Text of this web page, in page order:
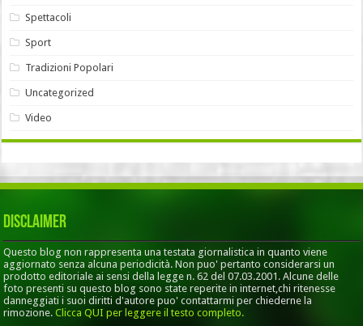
Spettacoli
Sport
Tradizioni Popolari
Uncategorized
Video
Disclaimer
Questo blog non rappresenta una testata giornalistica in quanto viene
aggiornato senza alcuna periodicità. Non puo' pertanto considerarsi un
prodotto editoriale ai sensi della legge n. 62 del 07.03.2001. Alcune delle
foto presenti su questo blog sono state reperite in internet,chi ritenesse
danneggiati i suoi diritti d'autore puo' contattarmi per chiederne la
rimozione.Clicca QUI per leggere il testo completo.